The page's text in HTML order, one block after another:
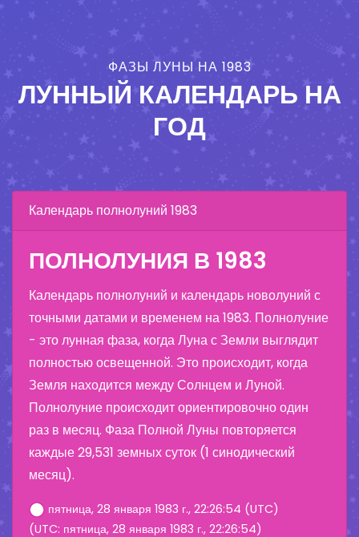
ФАЗЫ ЛУНЫ НА 1983
ЛУННЫЙ КАЛЕНДАРЬ НА
ГОД
Календарь полнолуний 1983
ПОЛНОЛУНИЯ В 1983
Календарь полнолуний и календарь новолуний с
точными датами и временем на 1983. Полнолуние
- это лунная фаза, когда Луна с Земли выглядит
полностью освещенной. Это происходит, когда
Земля находится между Солнцем и Луной.
Полнолуние происходит ориентировочно один
раз в месяц. Фаза Полной Луны повторяется
каждые 29,531 земных суток (1 синодический
месяц).
пятница, 28 января 1983 г., 22:26:54 (UTC)
(UTC: пятница, 28 января 1983 г., 22:26:54)